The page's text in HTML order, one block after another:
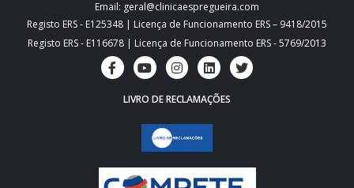
Email: geral@clinicaespregueira.com
Registo ERS - E125348 | Licença de Funcionamento ERS – 9418/2015
Registo ERS - E116678 | Licença de Funcionamento ERS - 5769/2013
LIVRO DE RECLAMAÇÕES